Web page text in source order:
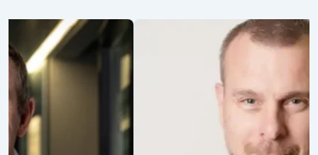
Charles Petit-Debut
il y a 10 mois
PNL (programmation neuro-linguistique)
Thérapies
mentales